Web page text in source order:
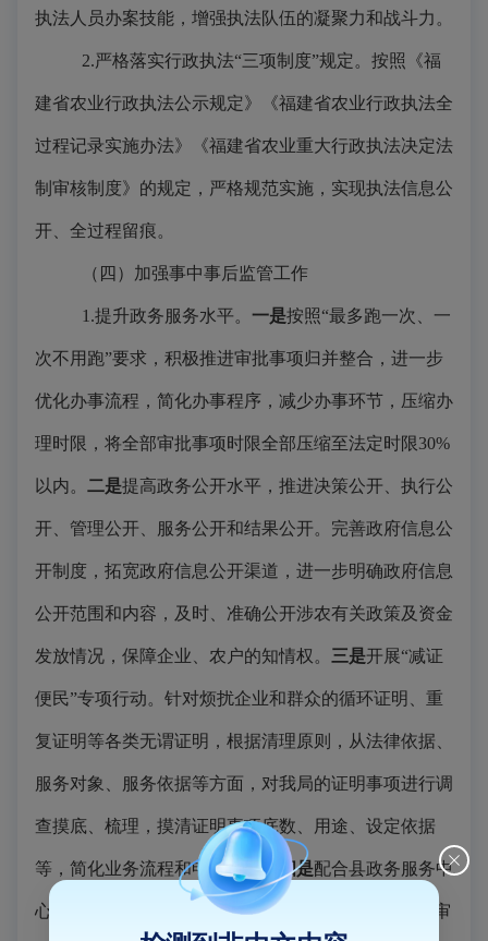
执法人员办案技能，增强执法队伍的凝聚力和战斗力。
2.严格落实行政执法“三项制度”规定。按照《福
建省农业行政执法公示规定》《福建省农业行政执法全
过程记录实施办法》《福建省农业重大行政执法决定法
制审核制度》的规定，严格规范实施，实现执法信息公
开、全过程留痕。
（四）加强事中事后监管工作
1.提升政务服务水平。 一是按照“最多跑一次、一
次不用跑”要求，积极推进审批事项归并整合，进一步
优化办事流程，简化办事程序，减少办事环节，压缩办
理时限，将全部审批事项时限全部压缩至法定时限30%
以内。 二是提高政务公开水平，推进决策公开、执行公
开、管理公开、服务公开和结果公开。完善政府信息公
开制度，拓宽政府信息公开渠道，进一步明确政府信息
公开范围和内容，及时、准确公开涉农有关政策及资金
发放情况，保障企业、农户的知情权。 三是开展“减证
便民”专项行动。针对烦扰企业和群众的循环证明、重
复证明等各类无谓证明，根据清理原则，从法律依据、
服务对象、服务依据等方面，对我局的证明事项进行调
查摸底、梳理，摸清证明事项底数、用途、设定依据
等，简化业务流程和申请材料。 四是配合县政务服务中
心推行“一窗受理”工作。深化推进行政审批部门内部审